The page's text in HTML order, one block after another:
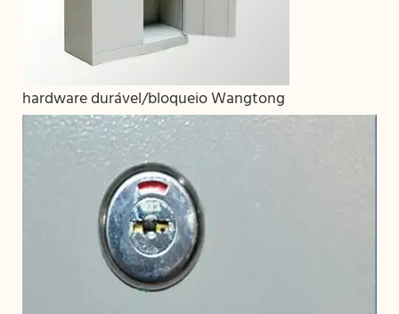
hardware durável/bloqueio Wangtong